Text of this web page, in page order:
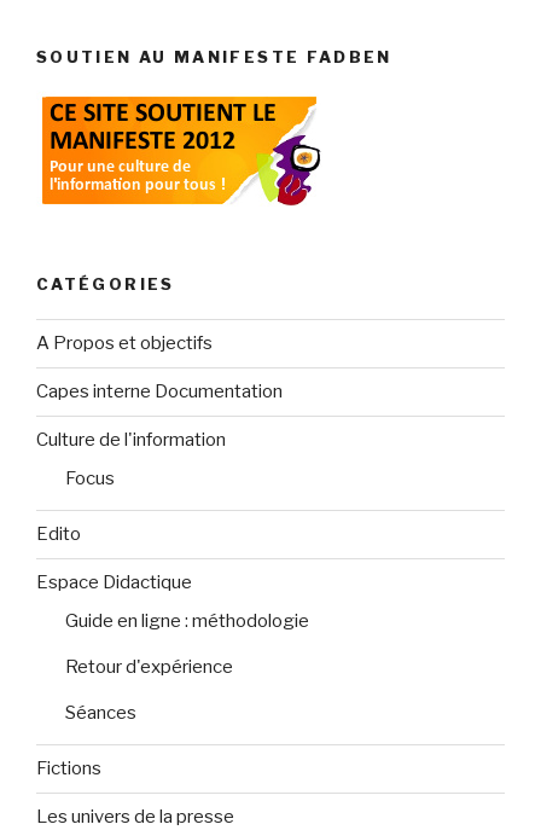
SOUTIEN AU MANIFESTE FADBEN
CATÉGORIES
A Propos et objectifs
Capes interne Documentation
Culture de l'information
Focus
Edito
Espace Didactique
Guide en ligne : méthodologie
Retour d'expérience
Séances
Fictions
Les univers de la presse